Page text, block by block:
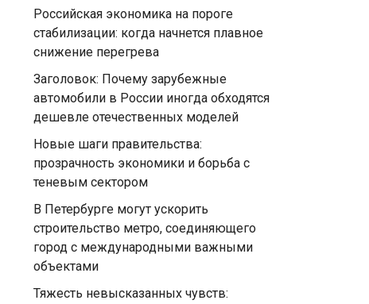
Российская экономика на пороге
стабилизации: когда начнется плавное
снижение перегрева
Заголовок: Почему зарубежные
автомобили в России иногда обходятся
дешевле отечественных моделей
Новые шаги правительства:
прозрачность экономики и борьба с
теневым сектором
В Петербурге могут ускорить
строительство метро, соединяющего
город с международными важными
объектами
Тяжесть невысказанных чувств: